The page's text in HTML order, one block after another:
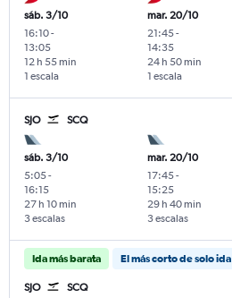
sáb. 3/10
16:10-
13:05
1 escala
12 h 55 min
mar. 20/10
21:45-
14:35
1 escala
24 h 50 min
SJO SCQ
sáb. 3/10
5:05-
16:15
3 escalas
27 h 10 min
mar. 20/10
17:45-
15:25
3 escalas
29 h 40 min
Ida más barata El más corto de solo ida
SJO SCQ